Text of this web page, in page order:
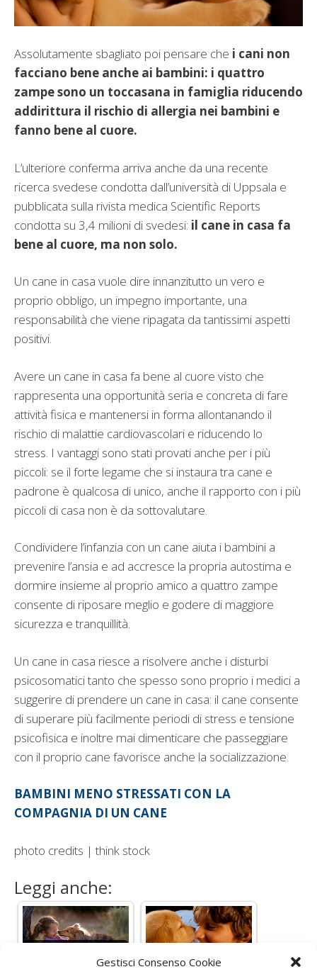
Gestisci Consenso Cookie
Assolutamente sbagliato poi pensare che i cani non
facciano bene anche ai bambini: i quattro
zampe sono un toccasana in famiglia riducendo
addirittura il rischio di allergia nei bambini e
fanno bene al cuore.
L’ulteriore conferma arriva anche da una recente
ricerca svedese condotta dall’università di Uppsala e
pubblicata sulla rivista medica Scientific Reports
condotta su 3,4 milioni di svedesi: il cane in casa fa
bene al cuore, ma non solo.
Un cane in casa vuole dire innanzitutto un vero e
proprio obbligo, un impegno importante, una
responsabilità che viene ripagata da tantissimi aspetti
positivi.
Avere un cane in casa fa bene al cuore visto che
rappresenta una opportunità seria e concreta di fare
attività fisica e mantenersi in forma allontanando il
rischio di malattie cardiovascolari e riducendo lo
stress. I vantaggi sono stati provati anche per i più
piccoli: se il forte legame che si instaura tra cane e
padrone è qualcosa di unico, anche il rapporto con i più
piccoli di casa non è da sottovalutare.
Condividere l’infanzia con un cane aiuta i bambini a
prevenire l’ansia e ad accresce la propria autostima e
dormire insieme al proprio amico a quattro zampe
consente di riposare meglio e godere di maggiore
sicurezza e tranquillità.
Un cane in casa riesce a risolvere anche i disturbi
psicosomatici tanto che spesso sono proprio i medici a
suggerire di prendere un cane in casa: il cane consente
di superare più facilmente periodi di stress e tensione
psicofisica e inoltre mai dimenticare che passeggiare
con il proprio cane favorisce anche la socializzazione.
BAMBINI MENO STRESSATI CON LA
COMPAGNIA DI UN CANE
photo credits | think stock
Leggi anche:
del Cane, tutti i
Cani e bambini, 5